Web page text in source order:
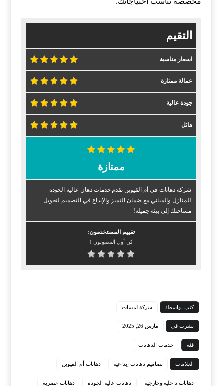
التقيم
اسعار مناسبة
عمالة ممتازة
جودة عالية
هائل
ممتازة
شركة دهانات في أم القيوين تقدم خدمات دهان عالية الجودة
للمنازل والمباني مع ضمان التميز والإبداع في التصميم.لتحويل
مساحتك إلى بيئة جميلة!
تقييم المستخدمون:
كن أول المصوتون !
كتب بواسطة شركة لمسات
نشرت في مارس 26, 2025
فئة خدمات الدهانات
العلامات تصاميم دهانات إبداعية دهانات أم القيوين
دهانات داخلية وخارجية دهانات عالية الجودة دهانات عصرية